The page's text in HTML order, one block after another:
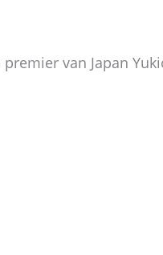
van Japan